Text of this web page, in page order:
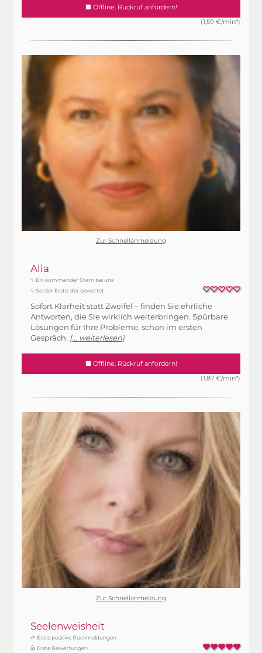
Offline. Rückruf anfordern!
(1,59 €/min*)
Zur Schnellanmeldung
Alia
✨ Ein kommender Stern bei uns
✨ Sei der Erste, der bewertet
Sofort Klarheit statt Zweifel – finden Sie ehrliche
Antworten, die Sie wirklich weiterbringen. Spürbare
Lösungen für Ihre Probleme, schon im ersten
Gespräch. [... weiterlesen]
Offline. Rückruf anfordern!
(1,87 €/min*)
Zur Schnellanmeldung
Seelenweisheit
🌱 Erste positive Rückmeldungen
👍 Erste Bewertungen